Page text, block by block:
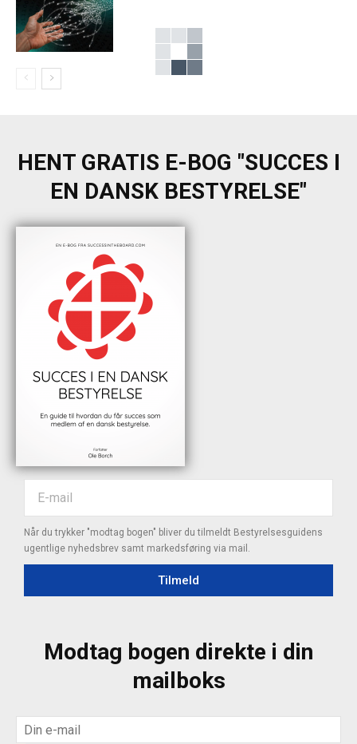
HENT GRATIS E-BOG "SUCCES I
EN DANSK BESTYRELSE"
Når du trykker "modtag bogen" bliver du tilmeldt Bestyrelsesguidens
ugentlige nyhedsbrev samt markedsføring via mail.
Tilmeld
Modtag bogen direkte i din
mailboks